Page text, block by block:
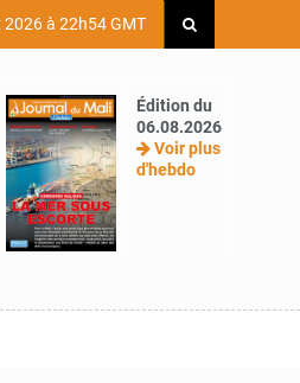
2026 à 22h54 GMT
Édition du
06.08.2026
Voir plus
d'hebdo